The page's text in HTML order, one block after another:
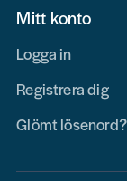
Mitt konto
Logga in
Registrera dig
Glömt lösenord?